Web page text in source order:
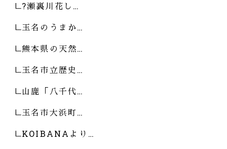
?瀬裏川花し…
玉名のうまか…
熊本県の天然…
玉名市立歴史…
山鹿「八千代…
玉名市大浜町…
KOIBANAより…